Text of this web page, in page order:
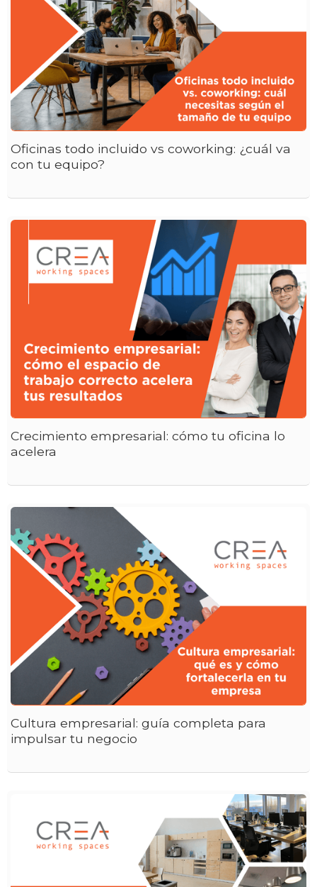
Oficinas todo incluido vs coworking: ¿cuál va
con tu equipo?
Crecimiento empresarial: cómo tu oficina lo
acelera
Cultura empresarial: guía completa para
impulsar tu negocio